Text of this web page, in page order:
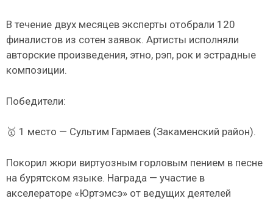
В течение двух месяцев эксперты отобрали 120
финалистов из сотен заявок. Артисты исполняли
авторские произведения, этно, рэп, рок и эстрадные
композиции.
Победители:
🥇 1 место — Сультим Гармаев (Закаменский район).
Покорил жюри виртуозным горловым пением в песне
на бурятском языке. Награда — участие в
акселераторе «Юртэмсэ» от ведущих деятелей